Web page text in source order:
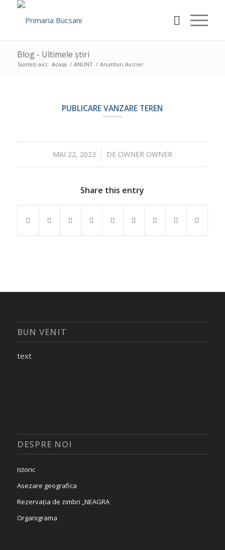
Blog - Ultimele știri
Sunteți aici: Acasa / ANUNT / Anunturi Avizier
PUBLICARE VANZARE TEREN
MAI 22, 2023
/ DE OWNER OWNER
Share this entry
BUN VENIT
text
DESPRE NOI
Istoric
Asezare geografica
Rezervația de zimbri „NEAGRA
Organigrama